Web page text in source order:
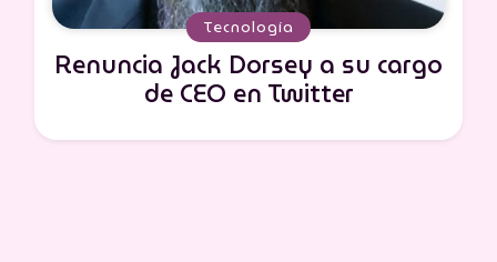
Tecnología
Renuncia Jack Dorsey a su cargo
de CEO en Twitter